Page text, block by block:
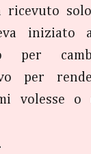
ricevuto
iniziato
per
per
volesse o